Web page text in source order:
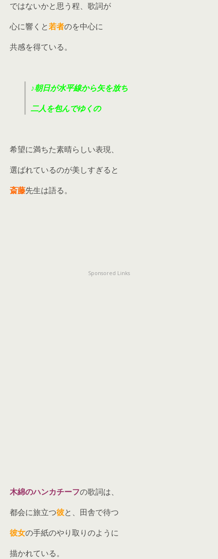
ではないかと思う程、歌詞が
心に響くと若者のを中心に
共感を得ている。
♪朝日が水平線から矢を放ち
二人を包んでゆくの
希望に満ちた素晴らしい表現、
選ばれているのが美しすぎると
斎藤先生は語る。
Sponsored Links
木綿のハンカチーフの歌詞は、
都会に旅立つ彼と、田舎で待つ
彼女の手紙のやり取りのように
描かれている。